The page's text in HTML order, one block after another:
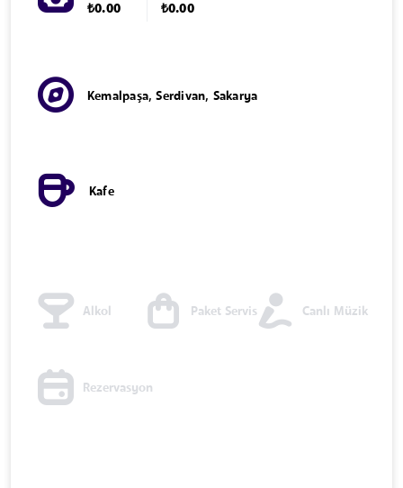
₺0.00
₺0.00
Kemalpaşa, Serdivan, Sakarya
Kafe
Alkol Paket Servis Canlı Müzik
Rezervasyon